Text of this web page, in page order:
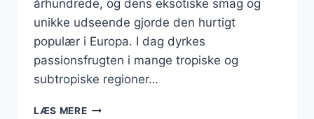
århundrede, og dens eksotiske smag og
unikke udseende gjorde den hurtigt
populær i Europa. I dag dyrkes
passionsfrugten i mange tropiske og
subtropiske regioner…
LÆS MEREPASSIONSFRUGT